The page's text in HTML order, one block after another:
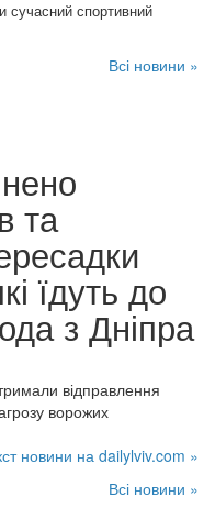
сучасний спортивний
Всі новини »
та
їдуть до
з Дніпра
відправлення
ворожих
новини на dailylviv.com »
Всі новини »